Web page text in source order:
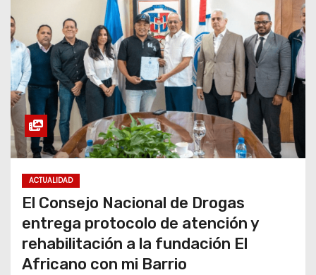
ACTUALIDAD
El Consejo Nacional de Drogas
entrega protocolo de atención y
rehabilitación a la fundación El
Africano con mi Barrio